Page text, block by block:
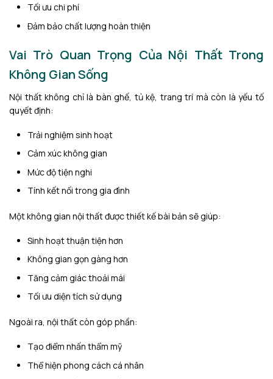
Tối ưu chi phí
Đảm bảo chất lượng hoàn thiện
Vai Trò Quan Trọng Của Nội Thất Trong
Không Gian Sống
Nội thất không chỉ là bàn ghế, tủ kệ, trang trí mà còn là yếu tố
quyết định:
Trải nghiệm sinh hoạt
Cảm xúc không gian
Mức độ tiện nghi
Tính kết nối trong gia đình
Một không gian nội thất được thiết kế bài bản sẽ giúp:
Sinh hoạt thuận tiện hơn
Không gian gọn gàng hơn
Tăng cảm giác thoải mái
Tối ưu diện tích sử dụng
Ngoài ra, nội thất còn góp phần:
Tạo điểm nhấn thẩm mỹ
Thể hiện phong cách cá nhân